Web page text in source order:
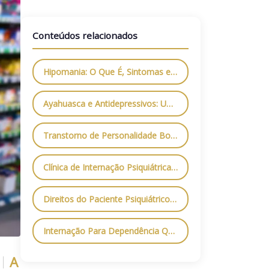
A
Conteúdos relacionados
Hipomania: O Que É, Sintomas e Como Tratar com Segurança
Ayahuasca e Antidepressivos: Uma Combinação Perigosa
Transtorno de Personalidade Borderline: O Que É, Principais Sintomas e Como Tratar
Clínica de Internação Psiquiátrica em São Paulo: Tudo o Que Você Precisa Saber
Direitos do Paciente Psiquiátrico: O Que a Lei Garante e Como Exigir Respeito
Internação Para Dependência Química: Como Funciona e Quais os Benefícios?